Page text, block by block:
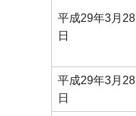
平成29年3月28
日
平成29年3月28
日